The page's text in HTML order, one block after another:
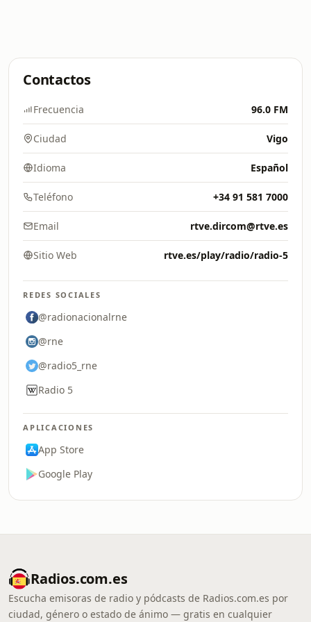
Contactos
Frecuencia 96.0 FM
Ciudad Vigo
Idioma Español
Teléfono +34 91 581 7000
Email rtve.dircom@rtve.es
Sitio Web rtve.es/play/radio/radio-5
REDES SOCIALES
@radionacionalrne
@rne
@radio5_rne
Radio 5
APLICACIONES
App Store
Google Play
Radios.com.es
Escucha emisoras de radio y pódcasts de Radios.com.es por
ciudad, género o estado de ánimo — gratis en cualquier